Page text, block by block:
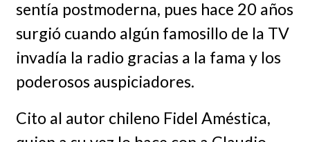
sentía postmoderna, pues hace 20 años
surgió cuando algún famosillo de la TV
invadía la radio gracias a la fama y los
poderosos auspiciadores.
Cito al autor chileno Fidel Améstica,